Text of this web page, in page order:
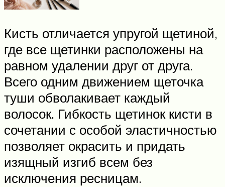
Кисть отличается упругой щетиной,
где все щетинки расположены на
равном удалении друг от друга.
Всего одним движением щеточка
туши обволакивает каждый
волосок. Гибкость щетинок кисти в
сочетании с особой эластичностью
позволяет окрасить и придать
изящный изгиб всем без
исключения ресницам.